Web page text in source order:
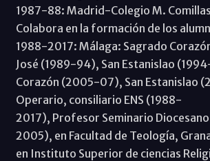
1987-88: Madrid-Colegio M.
Colabora en la formación de los
1988-2017: Málaga: Sagrado
José (1989-94), San Estanislao
Corazón (2005-07), San Estanislao
Operario, consiliario ENS (1988-
2017), Profesor Seminario
2005), en Facultad de Teología,
en Instituto Superior de ciencias